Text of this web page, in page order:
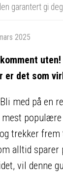
garantert gi
2025
er det som
Bli med på en
trekker
alltid
vil denne